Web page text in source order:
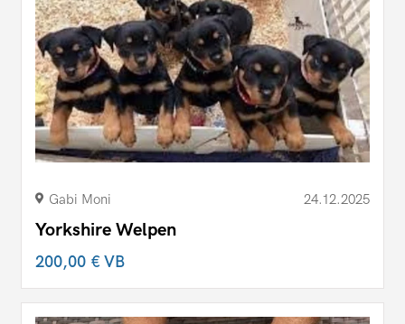
Gabi Moni 24.12.2025
Yorkshire Welpen
200,00 €VB